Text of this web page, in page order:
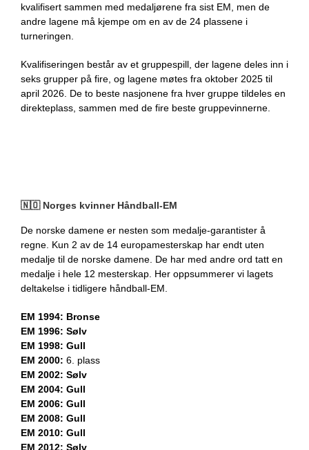
kvalifisert sammen med medaljørene fra sist EM, men de
andre lagene må kjempe om en av de 24 plassene i
turneringen.
Kvalifiseringen består av et gruppespill, der lagene deles inn i
seks grupper på fire, og lagene møtes fra oktober 2025 til
april 2026. De to beste nasjonene fra hver gruppe tildeles en
direkteplass, sammen med de fire beste gruppevinnerne.
🇳🇴 Norges kvinner Håndball-EM
De norske damene er nesten som medalje-garantister å
regne. Kun 2 av de 14 europamesterskap har endt uten
medalje til de norske damene. De har med andre ord tatt en
medalje i hele 12 mesterskap. Her oppsummerer vi lagets
deltakelse i tidligere håndball-EM.
EM 1994: Bronse
EM 1996: Sølv
EM 1998: Gull
EM 2000: 6. plass
EM 2002: Sølv
EM 2004: Gull
EM 2006: Gull
EM 2008: Gull
EM 2010: Gull
EM 2012: Sølv